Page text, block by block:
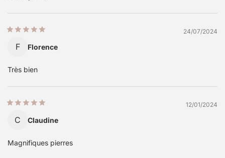
24/07/2024
F Florence
Très bien
12/01/2024
C Claudine
Magnifiques pierres